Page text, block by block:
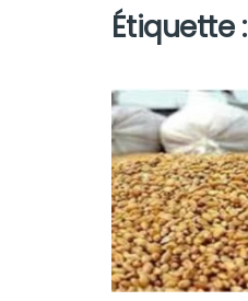
Étiquette :